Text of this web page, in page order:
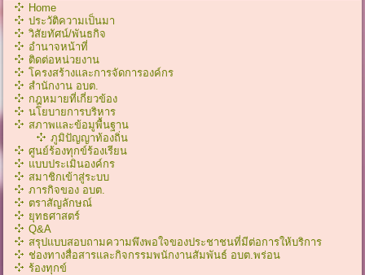
Home
ประวัติความเป็นมา
วิสัยทัศน์/พันธกิจ
อำนาจหน้าที่
ติดต่อหน่วยงาน
โครงสร้างและการจัดการองค์กร
สำนักงาน อบต.
กฎหมายที่เกี่ยวข้อง
นโยบายการบริหาร
สภาพและข้อมูพื้นฐาน
ภูมิปัญญาท้องถิ่น
ศูนย์ร้องทุกข์ร้องเรียน
แบบประเมินองค์กร
สมาชิกเข้าสู่ระบบ
ภารกิจของ อบต.
ตราสัญลักษณ์
ยุทธศาสตร์
Q&A
สรุปแบบสอบถามความพึงพอใจของประชาชนที่มีต่อการให้บริการ
ช่องทางสื่อสารและกิจกรรมพนักงานสัมพันธ์ อบต.พร่อน
ร้องทุกข์